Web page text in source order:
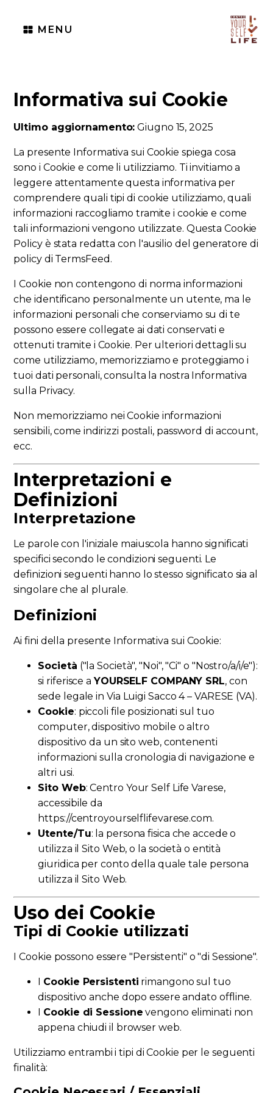
MENU
Informativa sui Cookie
Ultimo aggiornamento: Giugno 15, 2025
La presente Informativa sui Cookie spiega cosa
sono i Cookie e come li utilizziamo. Ti invitiamo a
leggere attentamente questa informativa per
comprendere quali tipi di cookie utilizziamo, quali
informazioni raccogliamo tramite i cookie e come
tali informazioni vengono utilizzate. Questa Cookie
Policy è stata redatta con l'ausilio del generatore di
policy di TermsFeed.
I Cookie non contengono di norma informazioni
che identificano personalmente un utente, ma le
informazioni personali che conserviamo su di te
possono essere collegate ai dati conservati e
ottenuti tramite i Cookie. Per ulteriori dettagli su
come utilizziamo, memorizziamo e proteggiamo i
tuoi dati personali, consulta la nostra Informativa
sulla Privacy.
Non memorizziamo nei Cookie informazioni
sensibili, come indirizzi postali, password di account,
ecc.
Interpretazioni e
Definizioni
Interpretazione
Le parole con l'iniziale maiuscola hanno significati
specifici secondo le condizioni seguenti. Le
definizioni seguenti hanno lo stesso significato sia al
singolare che al plurale.
Definizioni
Ai fini della presente Informativa sui Cookie:
Società ("la Società", "Noi", "Ci" o "Nostro/a/i/e"):
si riferisce aYOURSELF COMPANY SRL, con
sede legale in Via Luigi Sacco 4 – VARESE (VA).
Cookie: piccoli file posizionati sul tuo
computer, dispositivo mobile o altro
dispositivo da un sito web, contenenti
informazioni sulla cronologia di navigazione e
altri usi.
Sito Web: Centro Your Self Life Varese,
accessibile da
https://centroyourselflifevarese.com.
Utente/Tu: la persona fisica che accede o
utilizza il Sito Web, o la società o entità
giuridica per conto della quale tale persona
utilizza il Sito Web.
Uso dei Cookie
Tipi di Cookie utilizzati
I Cookie possono essere "Persistenti" o "di Sessione".
I Cookie Persistenti rimangono sul tuo
dispositivo anche dopo essere andato offline.
I Cookie di Sessione vengono eliminati non
appena chiudi il browser web.
Utilizziamo entrambi i tipi di Cookie per le seguenti
finalità: